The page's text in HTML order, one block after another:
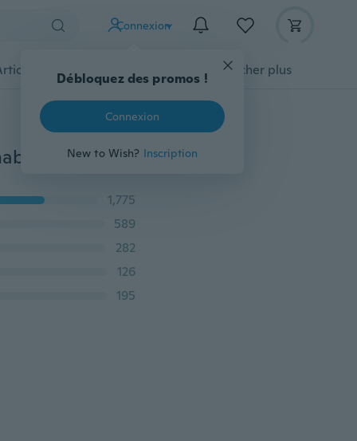
Connexion
Débloquez des promos !
Connexion
New to Wish? Inscription
pour animaux domestiques Afficher plus
Mode pour hommes chaussures classiques hommes habillés chaussures plates de luxe 2017 hommes d'affaires Oxfords chaussures décontractées noir / marron
1,775
589
282
126
195